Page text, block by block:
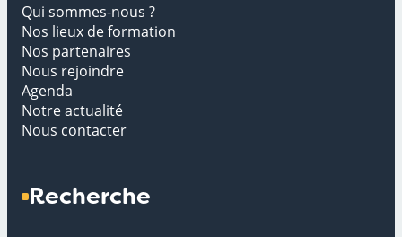
Qui sommes-nous ?
Nos lieux de formation
Nos partenaires
Nous rejoindre
Agenda
Notre actualité
Nous contacter
Recherche